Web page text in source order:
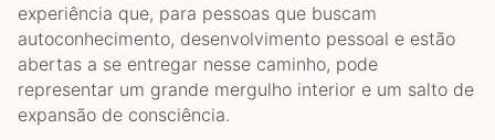
experiência que, para pessoas que buscam
autoconhecimento, desenvolvimento pessoal e estão
abertas a se entregar nesse caminho, pode
representar um grande mergulho interior e um salto de
expansão de consciência.